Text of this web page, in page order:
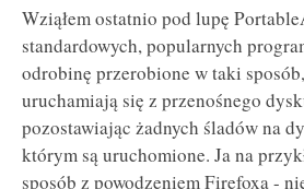
Wziąłem ostatnio pod lupę
standardowych, popularnych
odrobinę przerobione w taki
uruchamiają się z przenośnego
pozostawiając żadnych śladów na
którym są uruchomione. Ja na
sposób z powodzeniem Firefoxa -